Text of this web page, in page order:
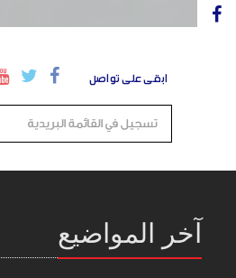
ابقى على تواصل
آخر المواضيع